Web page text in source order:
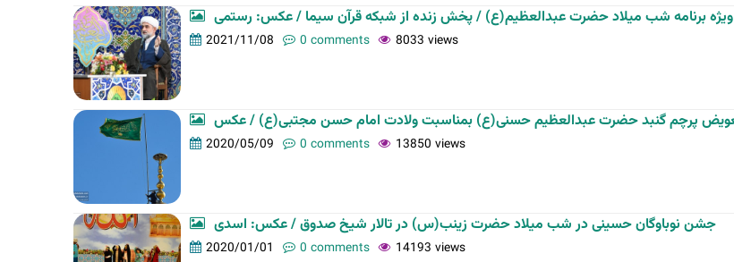
ویژه برنامه شب میلاد حضرت عبدالعظیم(ع) / پخش زنده از شبکه قرآن سیما / عکس: رستمی
2021/11/08 0 comments 8033 views
2020/05/09 0 comments 13850 views
جشن نوباوگان حسینی در شب میلاد حضرت زینب(س) در تالار شیخ صدوق / عکس: اسدی
2020/01/01 0 comments 14193 views